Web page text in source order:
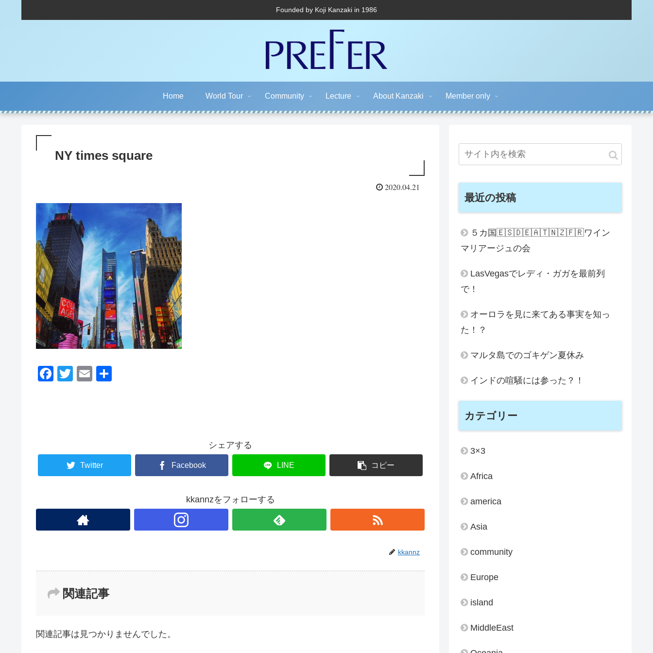
Founded by Koji Kanzaki in 1986
Home World Tour Community Lecture About Kanzaki Member only
NY times square
2020.04.21
F
o
T
E
シェアする
Twitter Facebook LINE コピー
kkannzをフォローする
kkannz
関連記事
関連記事は見つかりませんでした。
最近の投稿
５カ国🇪🇸🇩🇪🇦🇹🇳🇿🇫🇷ワイン
マリアージュの会
LasVegasでレディ・ガガを最前列
で！
オーロラを見に来てある事実を知っ
た！？
マルタ島でのゴキゲン夏休み
インドの喧騒には参った？！
カテゴリー
3×3
Africa
america
Asia
community
Europe
island
MiddleEast